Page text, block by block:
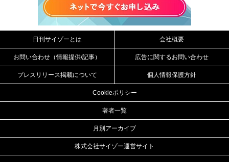
日刊サイゾーとは 会社概要
お問い合わせ（情報提供/記事） 広告に関するお問い合わせ
プレスリリース掲載について 個人情報保護方針
Cookieポリシー
著者一覧
月別アーカイブ
株式会社サイゾー運営サイト